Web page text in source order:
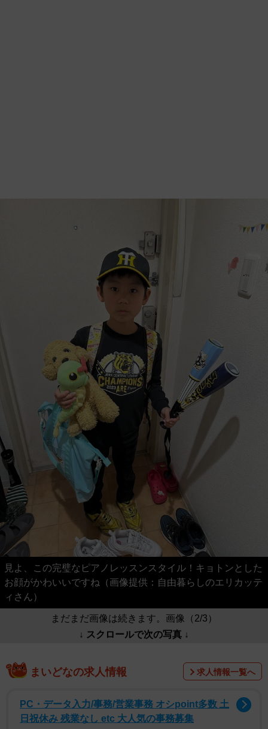
見よ、この完璧なピアノレッスンスタイル！キョトンとした
お顔がかわいいですね（画像提供：自由暮らしのエリカッテ
ィさん）
まだまだ画像は続きます。画像（2/3）
↓ スクロールで次の写真 ↓
まいどなの求人情報 求人情報一覧へ
PC・データ入力/事務/営業事務 オシpoint多数 土
日祝休み 残業なし etc 大人気の事務募集